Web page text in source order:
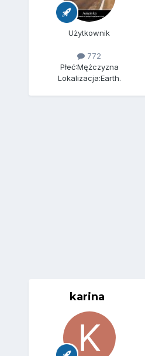
Użytkownik
772
Płeć:Mężczyzna
Lokalizacja:Earth.
karina